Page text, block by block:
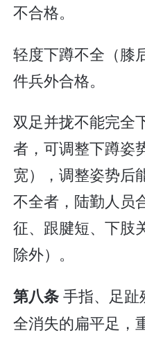
不合格。
轻度下蹲不全（膝
件兵外合格。
双足并拢不能完全
者，可调整下蹲姿
宽），调整姿势后
不全者，陆勤人员
征、跟腱短、下肢
除外）。
第八条手指、足
全消失的扁平足，